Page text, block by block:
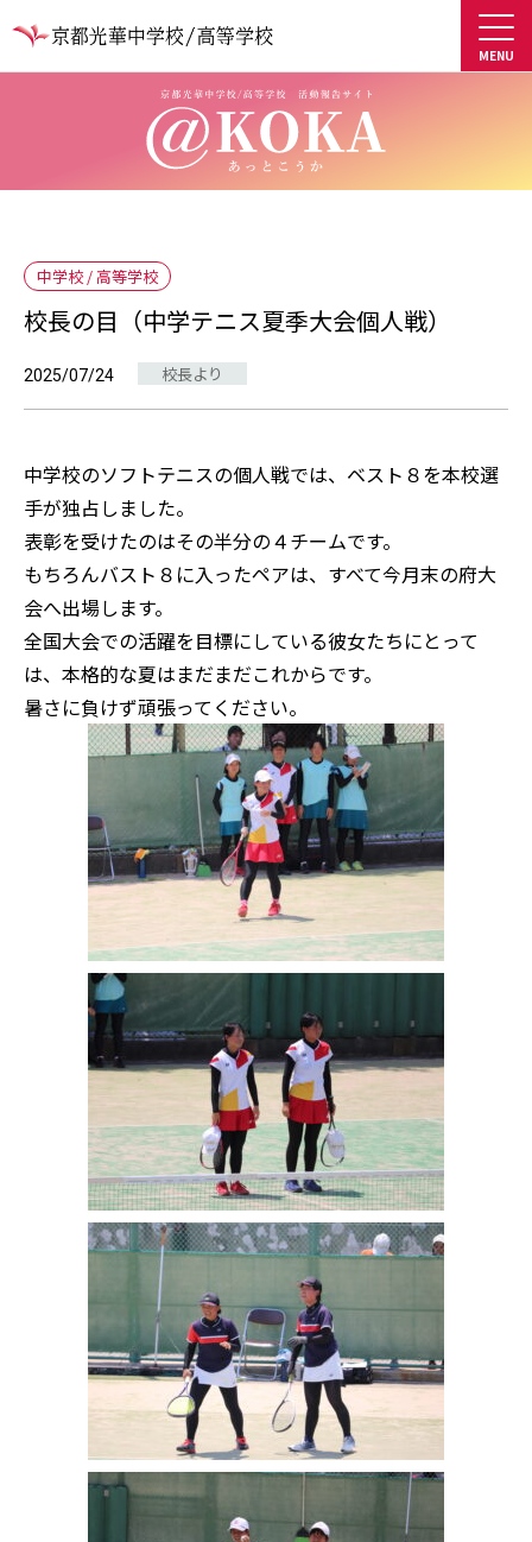
中学校 / 高等学校
校長の目（中学テニス夏季大会個人戦）
2025/07/24 校長より
中学校のソフトテニスの個人戦では、ベスト８を本校選
手が独占しました。
表彰を受けたのはその半分の４チームです。
もちろんバスト８に入ったペアは、すべて今月末の府大
会へ出場します。
全国大会での活躍を目標にしている彼女たちにとって
は、本格的な夏はまだまだこれからです。
暑さに負けず頑張ってください。